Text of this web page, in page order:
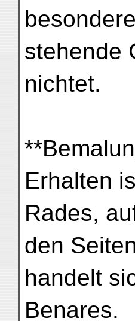
stehende
nichtet.
Erhalten
Rades,
den
handelt
Benares.